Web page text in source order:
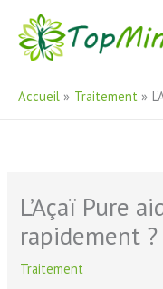
contenu
Accueil Traitement
L’Açaï Pure
rapidement ?
Traitement